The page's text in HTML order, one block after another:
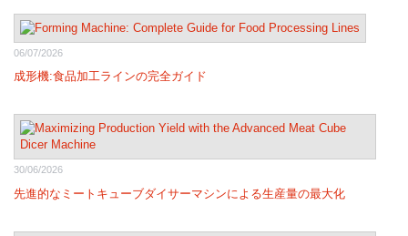
06/07/2026
成形機:食品加工ラインの完全ガイド
30/06/2026
先進的なミートキューブダイサーマシンによる生産量の最大化